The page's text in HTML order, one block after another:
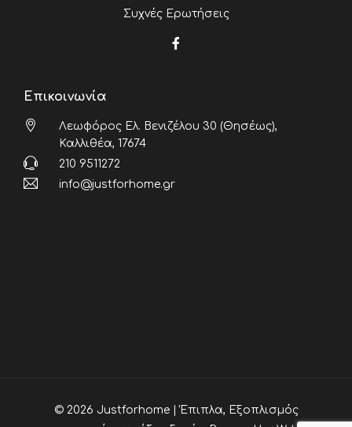
Συχνές Ερωτήσεις
Επικοινωνία
Λεωφόρος Ελ. Βενιζέλου 30 (Θησέως),
Καλλιθέα, 17674
210 9511272
info@justforhome.gr
© 2026 Justforhome | Έπιπλα, Εξοπλισμός